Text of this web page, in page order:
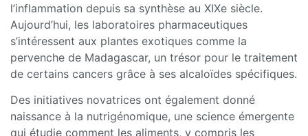
l’inflammation depuis sa synthèse au XIXe siècle.
Aujourd’hui, les laboratoires pharmaceutiques
s’intéressent aux plantes exotiques comme la
pervenche de Madagascar, un trésor pour le traitement
de certains cancers grâce à ses alcaloïdes spécifiques.
Des initiatives novatrices ont également donné
naissance à la nutrigénomique, une science émergente
qui étudie comment les aliments, y compris les